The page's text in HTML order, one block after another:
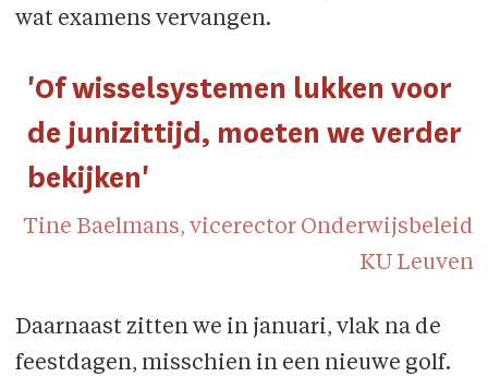
wat examens vervangen.
'Of wisselsystemen lukken voor
de junizittijd, moeten we verder
bekijken'
Tine Baelmans, vicerector Onderwijsbeleid
KU Leuven
Daarnaast zitten we in januari, vlak na de
feestdagen, misschien in een nieuwe golf.